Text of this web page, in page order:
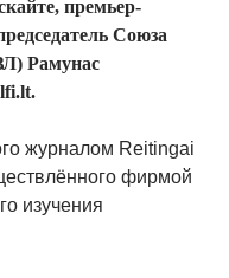
премьер-
Союза
Рамунас
журналом Reitingai
фирмой
изучения